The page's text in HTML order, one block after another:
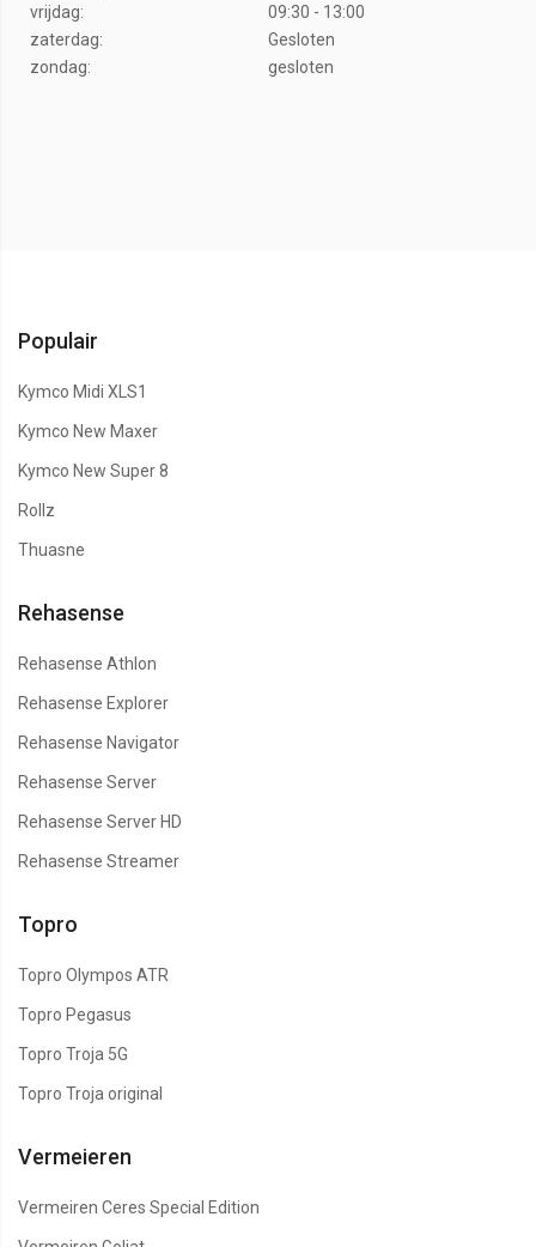
vrijdag:
09:30 - 13:00
zaterdag:
Gesloten
zondag:
gesloten
Populair
Kymco Midi XLS1
Kymco New Maxer
Kymco New Super 8
Rollz
Thuasne
Rehasense
Rehasense Athlon
Rehasense Explorer
Rehasense Navigator
Rehasense Server
Rehasense Server HD
Rehasense Streamer
Topro
Topro Olympos ATR
Topro Pegasus
Topro Troja 5G
Topro Troja original
Vermeieren
Vermeiren Ceres Special Edition